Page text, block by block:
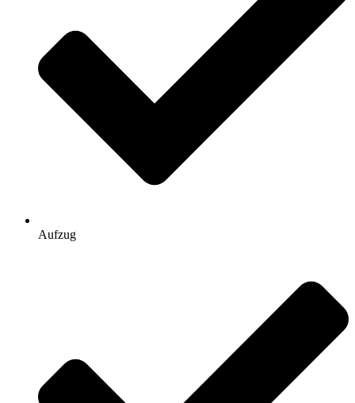
Aufzug